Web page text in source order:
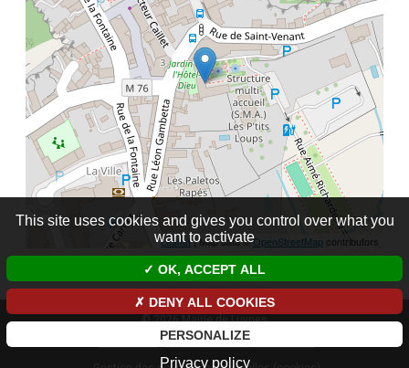
Leaflet| Map data ©OpenStreetMap contributors
© 2026 Mairie de Luynes
Mentions légales et données personnelles
This site uses cookies and gives you control over what you
want to activate
OK, ACCEPT ALL
DENY ALL COOKIES
PERSONALIZE
Privacy policy